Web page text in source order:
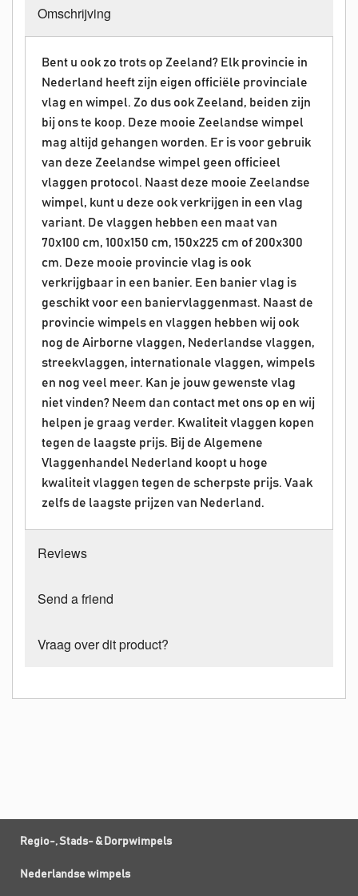
Omschrijving
Bent u ook zo trots op Zeeland? Elk provincie in
Nederland heeft zijn eigen officiële provinciale
vlag en wimpel. Zo dus ook Zeeland, beiden zijn
bij ons te koop. Deze mooie Zeelandse wimpel
mag altijd gehangen worden. Er is voor gebruik
van deze Zeelandse wimpel geen officieel
vlaggen protocol. Naast deze mooie Zeelandse
wimpel, kunt u deze ook verkrijgen in een vlag
variant. De vlaggen hebben een maat van
70x100 cm, 100x150 cm, 150x225 cm of 200x300
cm. Deze mooie provincie vlag is ook
verkrijgbaar in een banier. Een banier vlag is
geschikt voor een baniervlaggenmast. Naast de
provincie wimpels en vlaggen hebben wij ook
nog de Airborne vlaggen, Nederlandse vlaggen,
streekvlaggen, internationale vlaggen, wimpels
en nog veel meer. Kan je jouw gewenste vlag
niet vinden? Neem dan contact met ons op en wij
helpen je graag verder. Kwaliteit vlaggen kopen
tegen de laagste prijs. Bij de Algemene
Vlaggenhandel Nederland koopt u hoge
kwaliteit vlaggen tegen de scherpste prijs. Vaak
zelfs de laagste prijzen van Nederland.
Reviews
Send a friend
Vraag over dit product?
Regio-, Stads- & Dorpwimpels
Nederlandse wimpels